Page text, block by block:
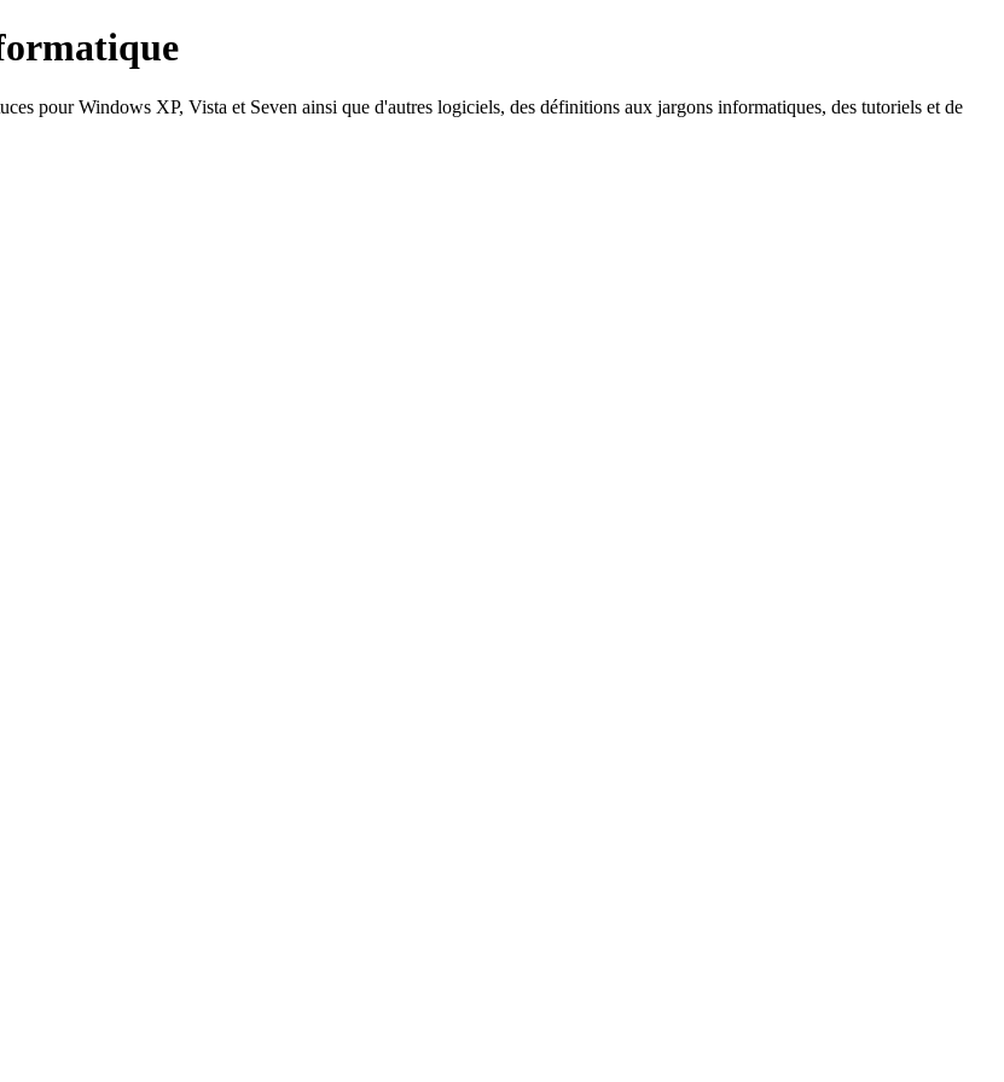
pour Windows XP, Vista et Seven ainsi que d'autres logiciels, des définitions aux jargons informatiques, des tutoriels et de